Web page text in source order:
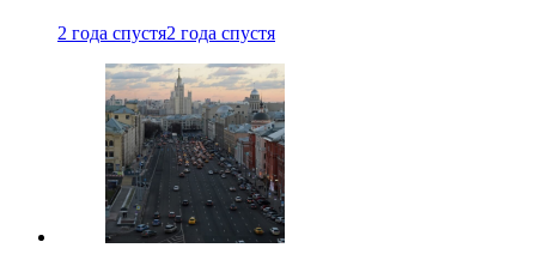
2 года спустя2 года спустя